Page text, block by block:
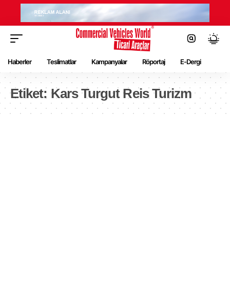
Haberler Teslimatlar Kampanyalar Röportaj E-Dergi
Etiket: Kars Turgut Reis Turizm